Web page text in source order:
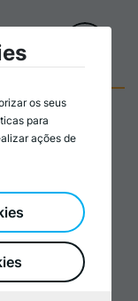
-
os seus
para
ações de